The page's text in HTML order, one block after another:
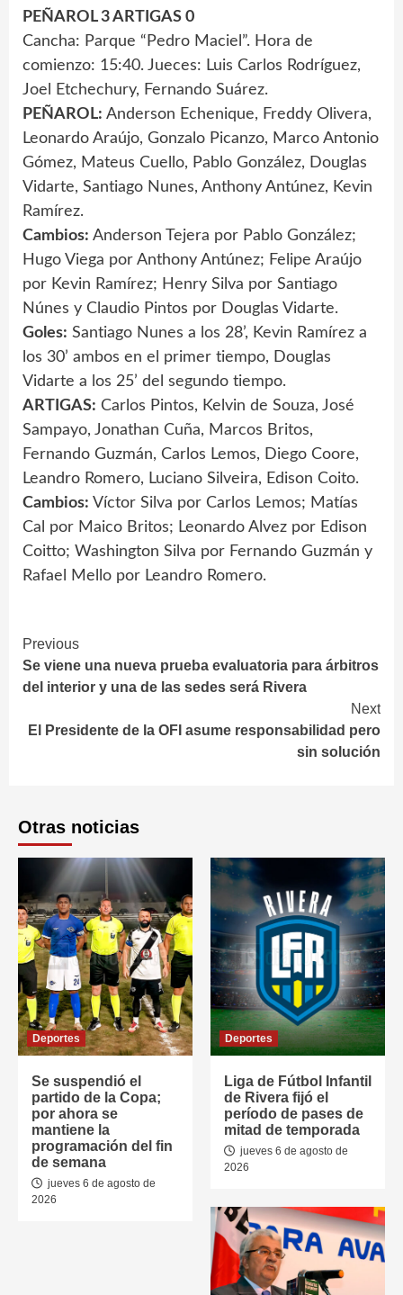
PEÑAROL 3 ARTIGAS 0
Cancha: Parque “Pedro Maciel”. Hora de
comienzo: 15:40. Jueces: Luis Carlos Rodríguez,
Joel Etchechury, Fernando Suárez.
PEÑAROL: Anderson Echenique, Freddy Olivera,
Leonardo Araújo, Gonzalo Picanzo, Marco Antonio
Gómez, Mateus Cuello, Pablo González, Douglas
Vidarte, Santiago Nunes, Anthony Antúnez, Kevin
Ramírez.
Cambios: Anderson Tejera por Pablo González;
Hugo Viega por Anthony Antúnez; Felipe Araújo
por Kevin Ramírez; Henry Silva por Santiago
Núnes y Claudio Pintos por Douglas Vidarte.
Goles: Santiago Nunes a los 28’, Kevin Ramírez a
los 30’ ambos en el primer tiempo, Douglas
Vidarte a los 25’ del segundo tiempo.
ARTIGAS: Carlos Pintos, Kelvin de Souza, José
Sampayo, Jonathan Cuña, Marcos Britos,
Fernando Guzmán, Carlos Lemos, Diego Coore,
Leandro Romero, Luciano Silveira, Edison Coito.
Cambios: Víctor Silva por Carlos Lemos; Matías
Cal por Maico Britos; Leonardo Alvez por Edison
Coitto; Washington Silva por Fernando Guzmán y
Rafael Mello por Leandro Romero.
Continue
Reading
Previous
Se viene una nueva prueba evaluatoria para árbitros
del interior y una de las sedes será Rivera
Next
El Presidente de la OFI asume responsabilidad pero
sin solución
Otras noticias
Deportes
Se suspendió el
partido de la Copa;
por ahora se
mantiene la
programación del fin
de semana
jueves 6 de agosto de
2026
Deportes
Liga de Fútbol Infantil
de Rivera fijó el
período de pases de
mitad de temporada
jueves 6 de agosto de
2026